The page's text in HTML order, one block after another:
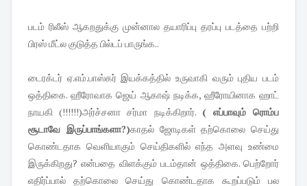
படம் ரிலீஸ் ஆகறதுக்கு முன்னால தயாரிப்பு தரப்பு படத்தை பற்றி
பிரஸ் மீட்ல குடுத்த பில்டப் பாருங்க..
டைரக்டர் ஏ.எம்.பாஸ்கர் இயக்கத்தில் உருவாகி வரும் புதிய படம்
ஒத்திகை. ஹீரோவாக ஜெய் ஆகாஷ் நடிக்க, ஹீரோயினாக ஹாட்
நாயகி (!!!!!!)அர்ச்சனா சர்மா நடிக்கிறார். ( எப்பாவும் ரொம்ப
சூடாவே இருப்பாங்களா?)காதல் ஜோடிகள் தற்கொலை செய்து
கொண்டதாக வெளியாகும் செய்திகளில் எந்த அளவு உண்மை
இருக்கிறது? என்பதை விளக்கும் படம்தான் ஒத்திகை. பெற்றோர்
எதிர்ப்பால் தற்கொலை செய்து கொண்டதாக கூறப்படும் பல